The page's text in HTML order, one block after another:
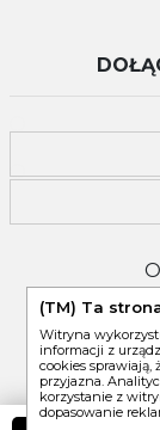
(TM) Ta
Witryna
informacji z
cookies sprawiają,
przyjazna.
korzystanie z
dopasowanie